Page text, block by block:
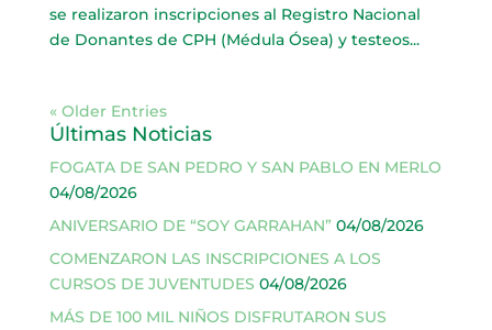
se realizaron inscripciones al Registro Nacional
de Donantes de CPH (Médula Ósea) y testeos...
« Older Entries
Últimas Noticias
FOGATA DE SAN PEDRO Y SAN PABLO EN MERLO
04/08/2026
ANIVERSARIO DE “SOY GARRAHAN” 04/08/2026
COMENZARON LAS INSCRIPCIONES A LOS
CURSOS DE JUVENTUDES 04/08/2026
MÁS DE 100 MIL NIÑOS DISFRUTARON SUS